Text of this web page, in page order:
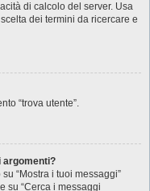
di calcolo del server. Usa
dei termini da ricercare e
“trova utente”.
argomenti?
“Mostra i tuoi messaggi”
su “Cerca i messaggi